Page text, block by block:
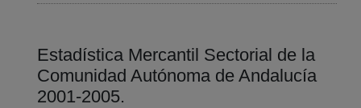
Estadística Mercantil Sectorial de la
Comunidad Autónoma de Andalucía
2001-2005.